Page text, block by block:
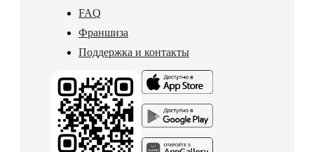
FAQ
Франшиза
Поддержка и контакты